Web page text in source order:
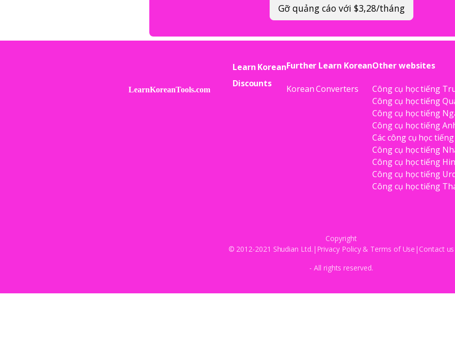
Gỡ quảng cáo với $3,28/tháng
Learn Korean
Discounts
Further Learn Korean
Korean Converters
Other websites
Công cụ học tiếng
Công cụ học tiếng
Công cụ học tiếng
Công cụ học tiếng
Các công cụ học
Công cụ học tiếng
Công cụ học tiếng
Công cụ học tiếng
Công cụ học tiếng
Copyright
© 2012-2021 Shudian Ltd.| Privacy Policy& Terms of Use | Contact us
- All rights reserved.